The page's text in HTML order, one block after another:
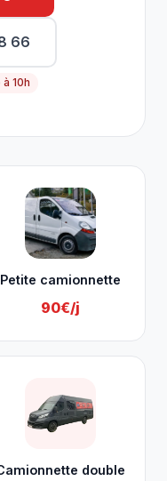
66
10h
Petite camionnette
90€/j
double